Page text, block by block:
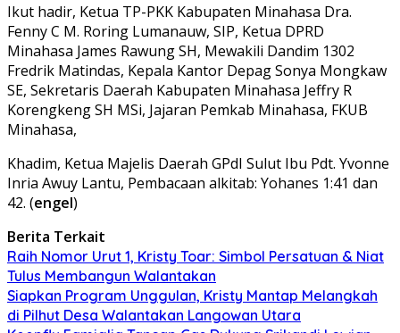
Ikut hadir, Ketua TP-PKK Kabupaten Minahasa Dra.
Fenny C M. Roring Lumanauw, SIP, Ketua DPRD
Minahasa James Rawung SH, Mewakili Dandim 1302
Fredrik Matindas, Kepala Kantor Depag Sonya Mongkaw
SE, Sekretaris Daerah Kabupaten Minahasa Jeffry R
Korengkeng SH MSi, Jajaran Pemkab Minahasa, FKUB
Minahasa,
Khadim, Ketua Majelis Daerah GPdI Sulut Ibu Pdt. Yvonne
Inria Awuy Lantu, Pembacaan alkitab: Yohanes 1:41 dan
42. (engel)
Berita Terkait
Raih Nomor Urut 1, Kristy Toar: Simbol Persatuan & Niat
Tulus Membangun Walantakan
Siapkan Program Unggulan, Kristy Mantap Melangkah
di Pilhut Desa Walantakan Langowan Utara